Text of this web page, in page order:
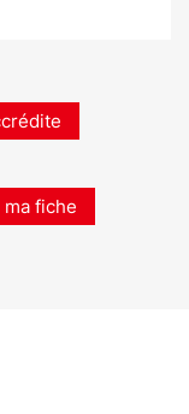
fiche